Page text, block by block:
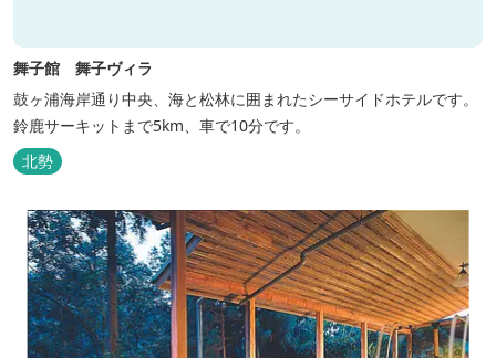
舞子館 舞子ヴィラ
鼓ヶ浦海岸通り中央、海と松林に囲まれたシーサイドホテルです。
鈴鹿サーキットまで5km、車で10分です。
北勢